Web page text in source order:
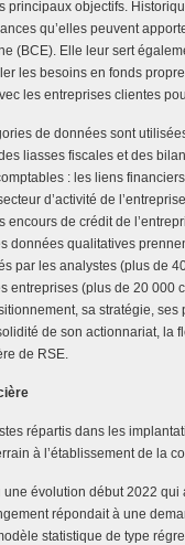
principaux objectifs.
qu’elles peuvent
(BCE). Elle leur sert
les besoins en fonds
les entreprises clientes
de données sont
liasses fiscales et des
: les liens
d’activité de
encours de crédit de
données qualitatives
par les analystes (plus de
entreprises (plus de 20 000
sa stratégie,
de son actionnariat, la
de RSE.
répartis dans les
à l’établissement de la
une évolution début 2022
répondait à une
statistique de type